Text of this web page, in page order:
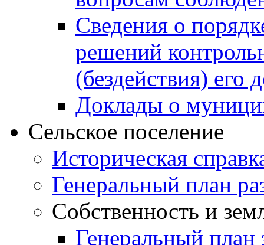
Сведения о
решений
(бездействия)
Доклады о
Сельское поселение
Историческая
Генеральный план
Собственность и
Генеральный план